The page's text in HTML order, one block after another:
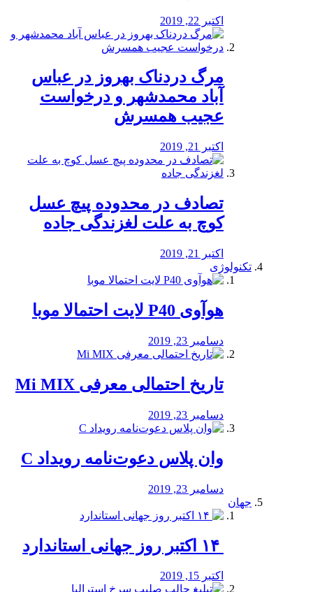
اکتبر 22, 2019
مرگ دردناک بهروز در عباس
آباد محمدشهر و درخواست
عجیب همسرش
اکتبر 21, 2019
تصادف در محدوده پیچ عسل
کوچ به علت لغزندگی جاده
اکتبر 21, 2019
تکنولوژی
هوآوی P40 لایت احتمالا موبا
دسامبر 23, 2019
تاریخ احتمالی معرفی Mi MIX
دسامبر 23, 2019
وان پلاس دعوت‌نامه رویداد C
دسامبر 23, 2019
جهان
اکتبر 15, 2019